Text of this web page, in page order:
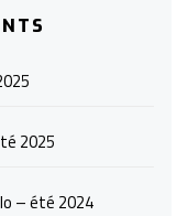
2025
– été 2024